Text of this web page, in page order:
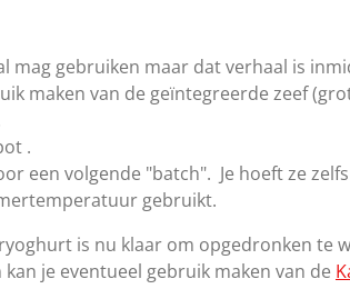
mag gebruiken maar dat verhaal is
maken van de geïntegreerde zeef
.
een volgende "batch". Je hoeft ze
gebruikt.
is nu klaar om opgedronken te
je eventueel gebruik maken van de